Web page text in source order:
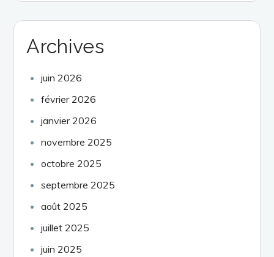
Archives
juin 2026
février 2026
janvier 2026
novembre 2025
octobre 2025
septembre 2025
août 2025
juillet 2025
juin 2025